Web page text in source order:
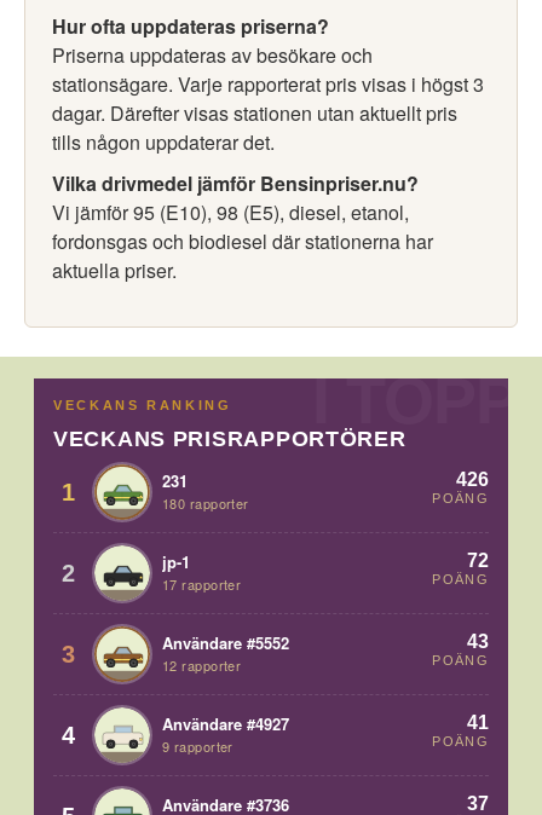
Hur ofta uppdateras priserna?
Priserna uppdateras av besökare och
stationsägare. Varje rapporterat pris visas i högst 3
dagar. Därefter visas stationen utan aktuellt pris
tills någon uppdaterar det.
Vilka drivmedel jämför Bensinpriser.nu?
Vi jämför 95 (E10), 98 (E5), diesel, etanol,
fordonsgas och biodiesel där stationerna har
aktuella priser.
VECKANS RANKING
VECKANS PRISRAPPORTÖRER
1 231
180 rapporter
426
POÄNG
2 jp-1
17 rapporter
72
POÄNG
3 Användare #5552
12 rapporter
43
POÄNG
4 Användare #4927
9 rapporter
41
POÄNG
Användare #3736 37